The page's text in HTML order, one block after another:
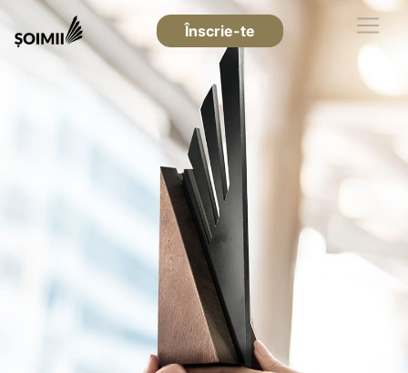
Înscrie-te